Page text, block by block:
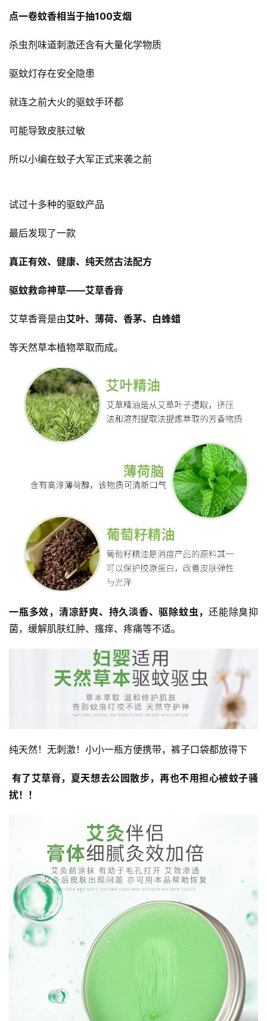
点一卷蚊香相当于抽100支烟
杀虫剂味道刺激还含有大量化学物质
驱蚊灯存在安全隐患
就连之前大火的驱蚊手环都
可能导致皮肤过敏
所以小编在蚊子大军正式来袭之前
试过十多种的驱蚊产品
最后发现了一款
真正有效、健康、纯天然古法配方
驱蚊救命神草——艾草香膏
艾草香膏是由艾叶、薄荷、香茅、白蜂蜡
等天然草本植物萃取而成。
一瓶多效，清凉舒爽、持久淡香、驱除蚊虫， 还能除臭抑
菌，缓解肌肤红肿、瘙痒、疼痛等不适。
纯天然！无刺激！小小一瓶方便携带，裤子口袋都放得下
有了艾草膏，夏天想去公园散步，再也不用担心被蚊子骚
扰！！